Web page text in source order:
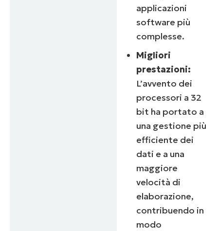
applicazioni
software più
complesse.
Migliori
prestazioni:
L’avvento dei
processori a 32
bit ha portato a
una gestione più
efficiente dei
dati e a una
maggiore
velocità di
elaborazione,
contribuendo in
modo